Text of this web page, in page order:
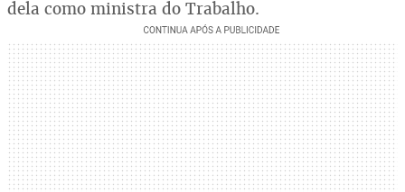
dela como ministra do Trabalho.